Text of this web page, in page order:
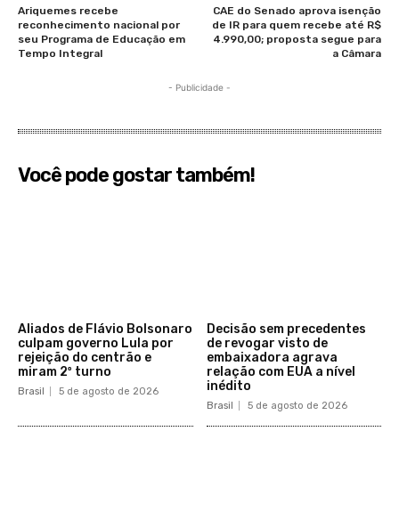
Ariquemes recebe
reconhecimento nacional por
seu Programa de Educação em
Tempo Integral
CAE do Senado aprova isenção
de IR para quem recebe até R$
4.990,00; proposta segue para
a Câmara
- Publicidade -
Você pode gostar também!
Aliados de Flávio Bolsonaro
culpam governo Lula por
rejeição do centrão e
miram 2º turno
Brasil 5 de agosto de 2026
Decisão sem precedentes
de revogar visto de
embaixadora agrava
relação com EUA a nível
inédito
Brasil 5 de agosto de 2026